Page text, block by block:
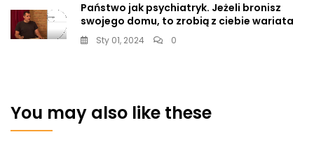
Państwo jak psychiatryk. Jeżeli bronisz
swojego domu, to zrobią z ciebie wariata
Sty 01, 2024 0
You may also like these